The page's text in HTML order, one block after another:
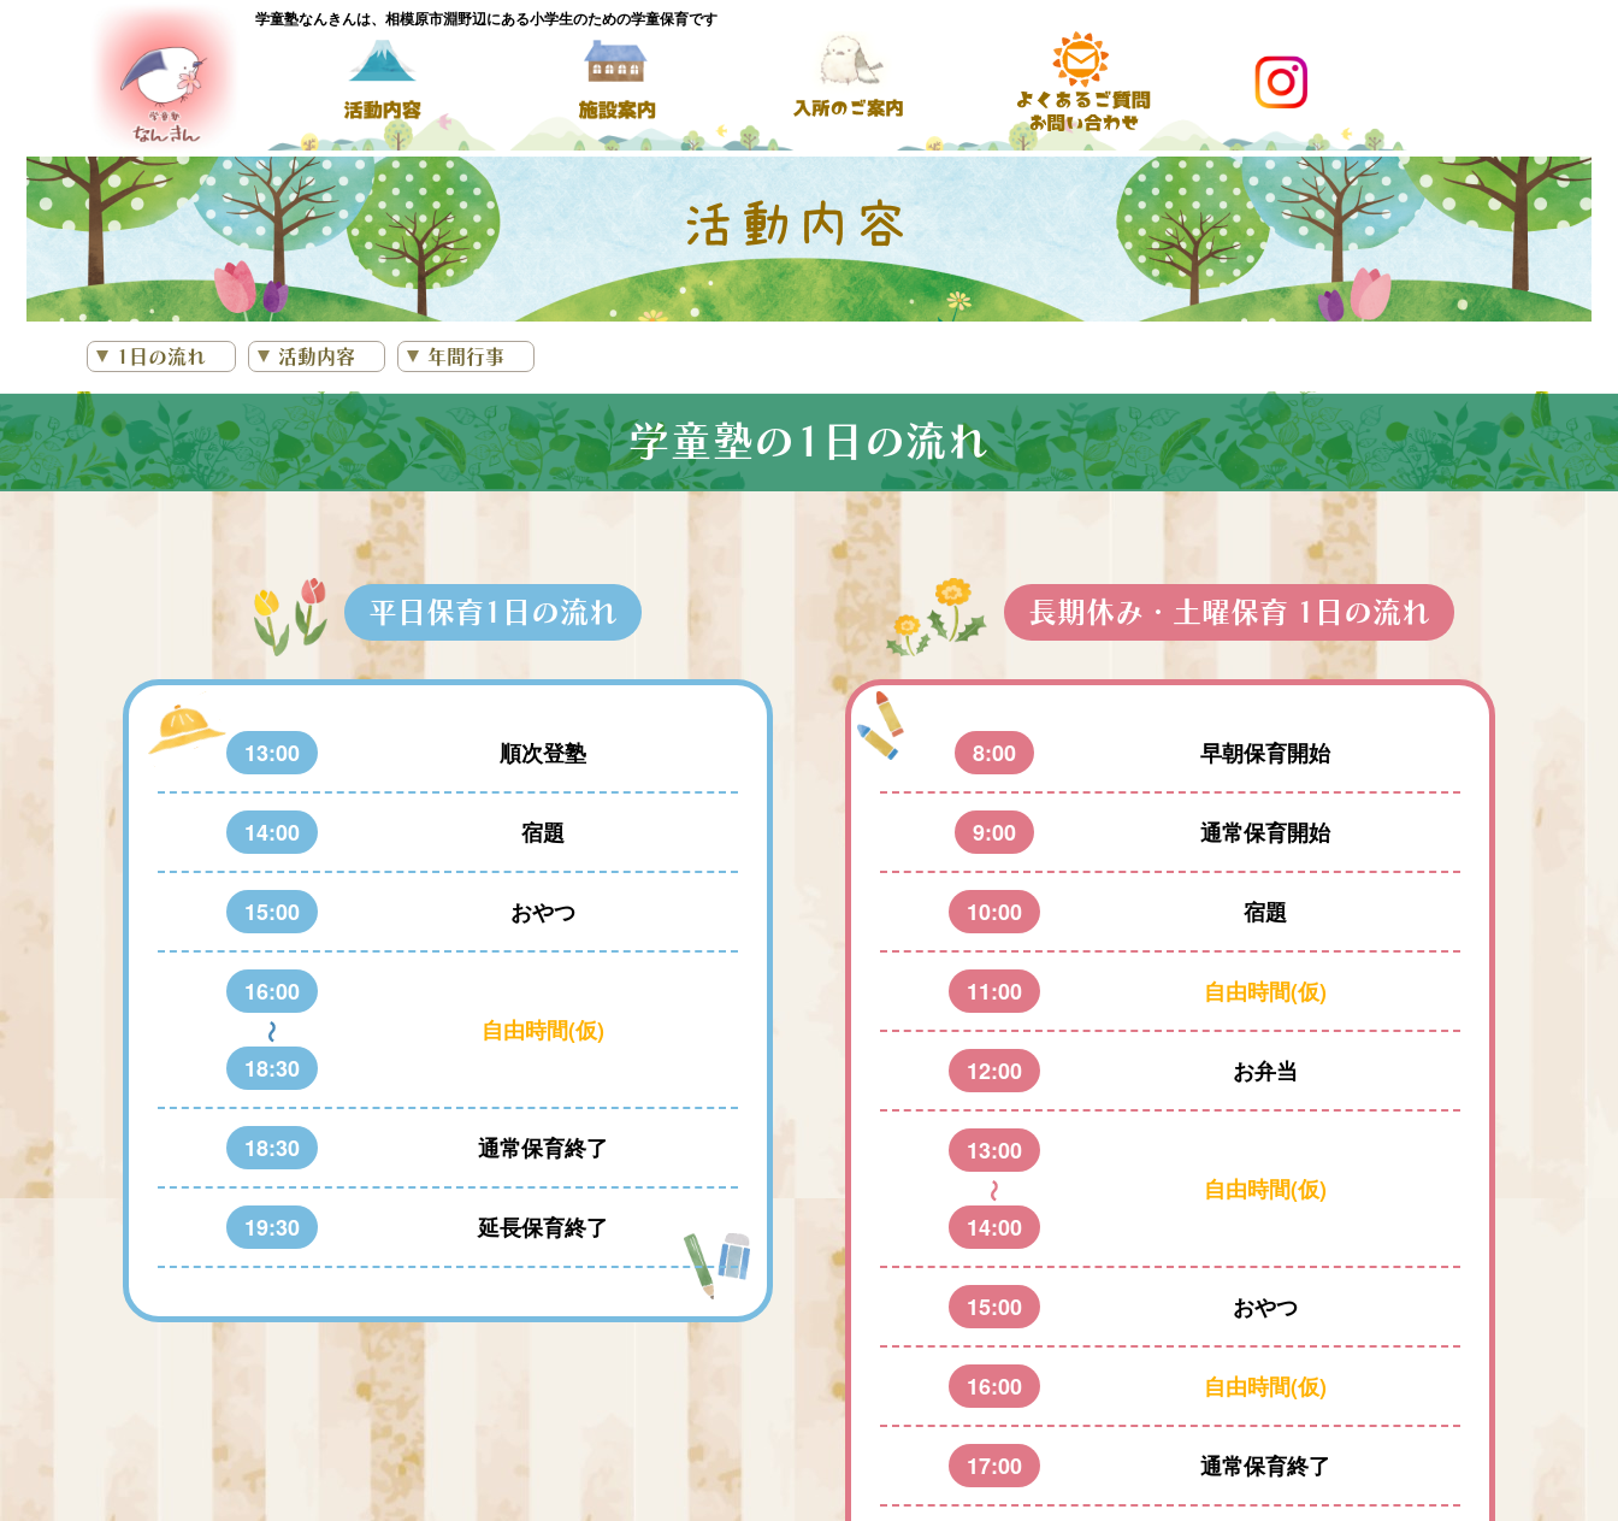
学童塾なんきんは、相模原市淵野辺にある小学生のための学童保育です
1日の流れ 活動内容 年間行事
学童塾の1日の流れ
平日保育1日の流れ
13:00 順次登塾
14:00 宿題
15:00 おやつ
16:00
18:30
自由時間(仮)
18:30 通常保育終了
19:30 延長保育終了
長期休み・土曜保育 1日の流れ
8:00 早朝保育開始
9:00 通常保育開始
10:00 宿題
11:00 自由時間(仮)
12:00 お弁当
13:00
14:00
自由時間(仮)
15:00 おやつ
16:00 自由時間(仮)
17:00 通常保育終了